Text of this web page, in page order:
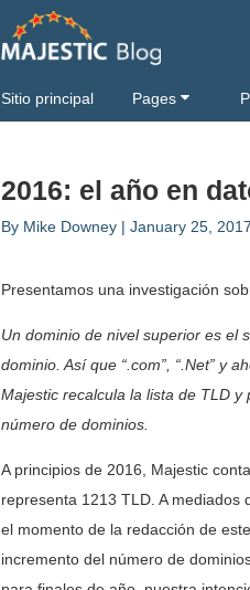
Sitio principal Pages
2016: el año en
By Mike Downey | January 25, 2017
Presentamos una investigación
Un dominio de nivel superior es el
dominio. Así que “.com”, “.Net” y
Majestic recalcula la lista de TLD
número de dominios.
A principios de 2016, Majestic
representa 1213 TLD. A
el momento de la redacción de
incremento del número de